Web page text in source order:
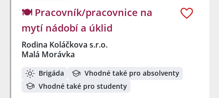
🍽️ Pracovník/pracovnice na
mytí nádobí a úklid
Rodina Koláčkova s.r.o.
Malá Morávka
Brigáda
Vhodné také pro absolventy
Vhodné také pro studenty